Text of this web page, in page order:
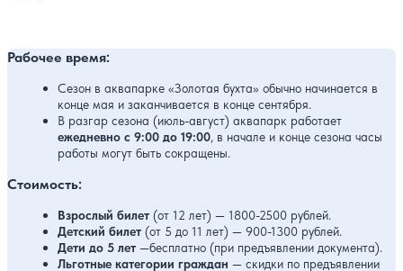
Рабочее время:
Сезон в аквапарке «Золотая бухта» обычно начинается в
конце мая и заканчивается в конце сентября.
В разгар сезона (июль-август) аквапарк работает
ежедневно с 9:00 до 19:00, в начале и конце сезона часы
работы могут быть сокращены.
Стоимость:
Взрослый билет (от 12 лет) — 1800-2500 рублей.
Детский билет (от 5 до 11 лет) — 900-1300 рублей.
Дети до 5 лет —бесплатно (при предъявлении документа).
Льготные категории граждан — скидки по предъявлении